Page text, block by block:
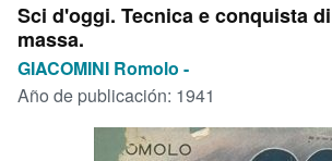
Consultar mis pedidos
Búsqueda avanzada
Colecciones
Libros antiguos
Sci d'oggi. Tecnica e conquista
massa.
GIACOMINI Romolo -
Año de publicación: 1941